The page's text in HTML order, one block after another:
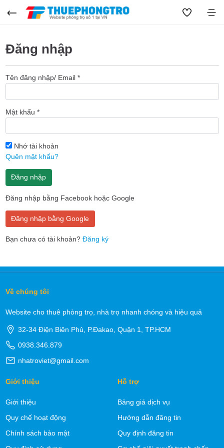
Đăng nhập
Tên đăng nhập/ Email *
Mật khẩu *
Nhớ tài khoản
Quên mật khẩu?
Đăng nhập
Đăng nhập bằng Facebook hoặc Google
Đăng nhập bằng Google
Bạn chưa có tài khoản? Đăng ký
Về chúng tôi
Website cho thuê phòng trọ, nhà trọ nhanh chóng và hiệu quả
32-34 Điện Biên Phủ, P.Đakao, Quận 1, TP.HCM
0938.346.879
nhatroviet@gmail.com
Giới thiệu
Giới thiệu
Quy chế hoạt động
Chính sách bảo mật
Hỗ trợ
Bảng giá dịch vụ
Hướng dẫn đăng tin
Quy định đăng tin